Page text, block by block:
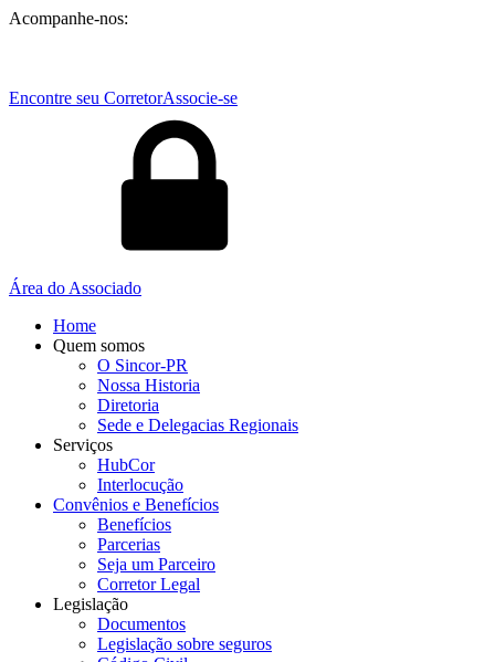
Acompanhe-nos:
Encontre seu CorretorAssocie-se
Área do Associado
Home
Quem somos
O Sincor-PR
Nossa Historia
Diretoria
Sede e Delegacias Regionais
Serviços
HubCor
Interlocução
Convênios e Benefícios
Benefícios
Parcerias
Seja um Parceiro
Corretor Legal
Legislação
Documentos
Legislação sobre seguros